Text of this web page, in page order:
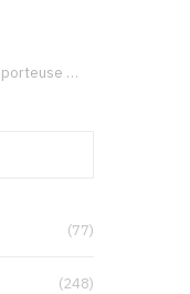
Francesca Albanese, rapporteuse spéciale de l’ONU sur les territoires palestiniens occupés, était à Tunis pour…
(77)
(248)